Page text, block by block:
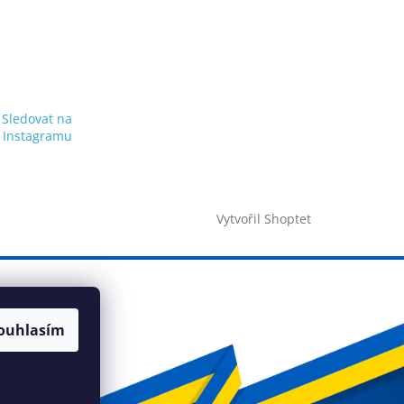
Sledovat na
Instagramu
Vytvořil Shoptet